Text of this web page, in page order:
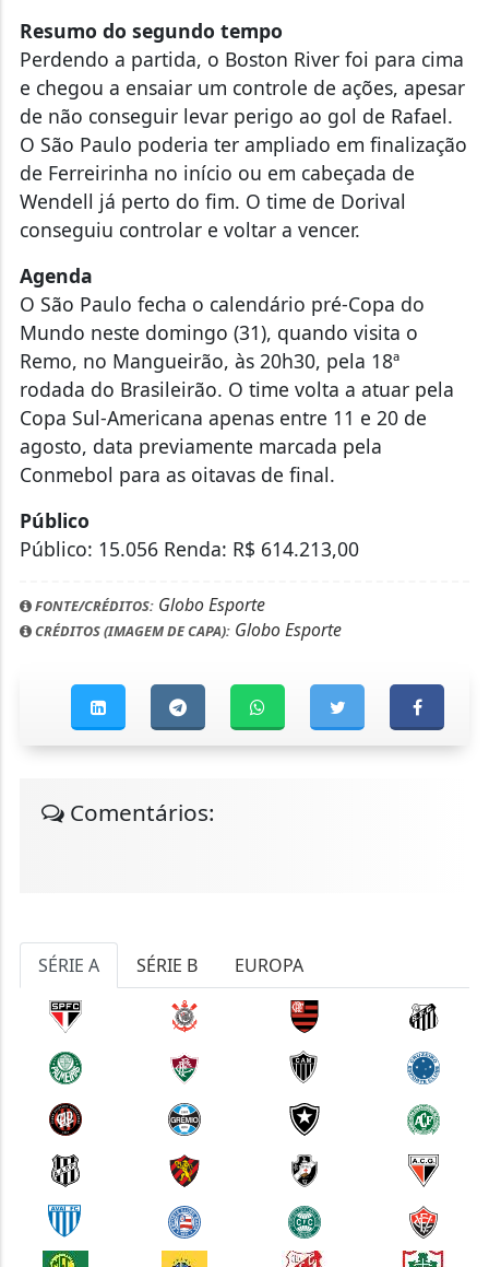
Resumo do segundo tempo
Perdendo a partida, o Boston River foi para cima
e chegou a ensaiar um controle de ações, apesar
de não conseguir levar perigo ao gol de Rafael.
O São Paulo poderia ter ampliado em finalização
de Ferreirinha no início ou em cabeçada de
Wendell já perto do fim. O time de Dorival
conseguiu controlar e voltar a vencer.
Agenda
O São Paulo fecha o calendário pré-Copa do
Mundo neste domingo (31), quando visita o
Remo, no Mangueirão, às 20h30, pela 18ª
rodada do Brasileirão. O time volta a atuar pela
Copa Sul-Americana apenas entre 11 e 20 de
agosto, data previamente marcada pela
Conmebol para as oitavas de final.
Público
Público: 15.056 Renda: R$ 614.213,00
FONTE/CRÉDITOS:Globo Esporte
CRÉDITOS (IMAGEM DE CAPA):Globo Esporte
Comentários:
SÉRIE A SÉRIE B EUROPA